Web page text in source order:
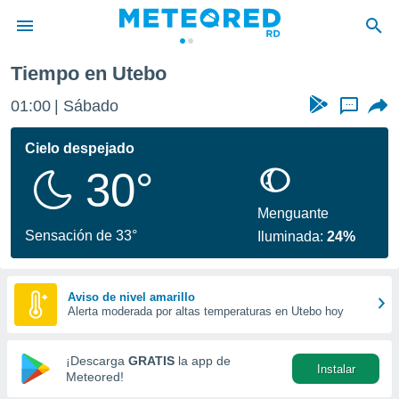
de
ha sido
calidad.
a este
las
y
forma
digital
basada
Tiempo en Utebo
01:00 Sábado ...
Cielo despejado
30°
Sensación de 33°
Menguante
Iluminada:24%
Aviso de nivel amarillo
Alerta moderada por altas temperaturas en Utebo hoy
¡Descarga GRATIS la app de
Meteored!
Instalar